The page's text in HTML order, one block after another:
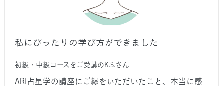
私にぴったりの学び方ができました
初級・中級コースをご受講のK.S.さん
ARI占星学の講座にご縁をいただいたこと、本当に感